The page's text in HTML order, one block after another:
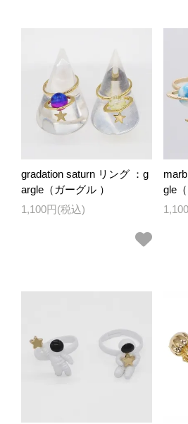
gradation saturn リング ：g
argle（ガーグル ）
1,100円(税込)
gle